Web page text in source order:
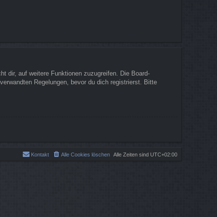
dir, auf weitere Funktionen zuzugreifen. Die Board-
Regelungen, bevor du dich registrierst. Bitte
Alle Zeiten sind UTC+02:00
Alle Cookies löschen
Kontakt